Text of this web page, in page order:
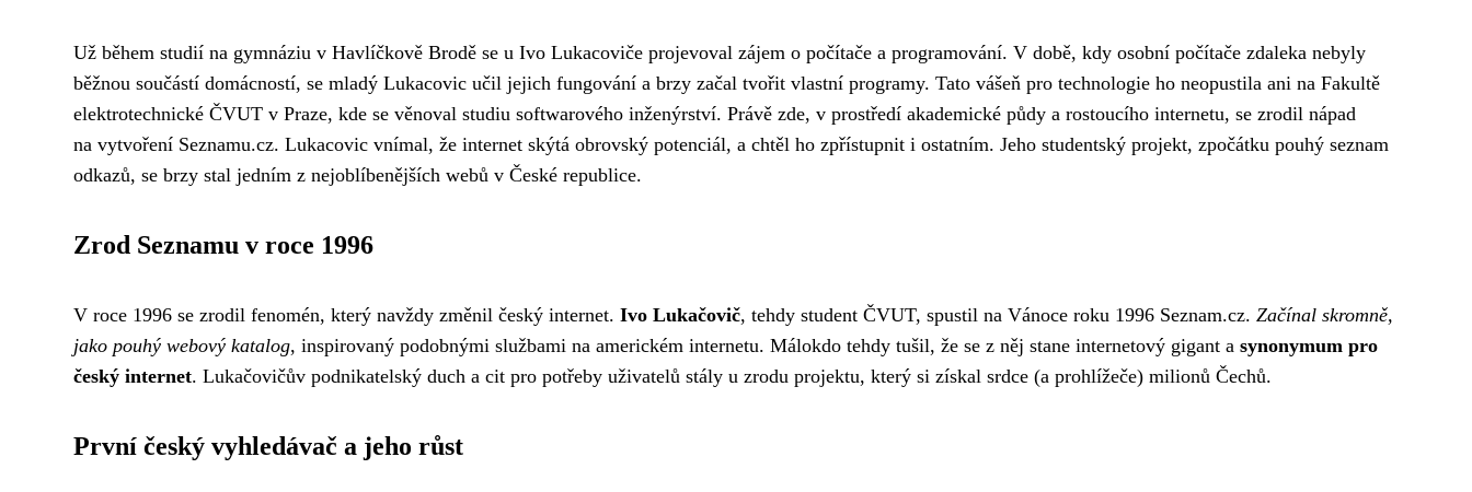
Už během studií na gymnáziu v Havlíčkově Brodě se u Ivo Lukacoviče projevoval zájem o počítače a programování. V době, kdy osobní počítače zdaleka nebyly
běžnou součástí domácností, se mladý Lukacovic učil jejich fungování a brzy začal tvořit vlastní programy. Tato vášeň pro technologie ho neopustila ani na Fakultě
elektrotechnické ČVUT v Praze, kde se věnoval studiu softwarového inženýrství. Právě zde, v prostředí akademické půdy a rostoucího internetu, se zrodil nápad
na vytvoření Seznamu.cz. Lukacovic vnímal, že internet skýtá obrovský potenciál, a chtěl ho zpřístupnit i ostatním. Jeho studentský projekt, zpočátku pouhý seznam
odkazů, se brzy stal jedním z nejoblíbenějších webů v České republice.
Zrod Seznamu v roce 1996
V roce 1996 se zrodil fenomén, který navždy změnil český internet. Ivo Lukačovič, tehdy student ČVUT, spustil na Vánoce roku 1996 Seznam.cz. Začínal skromně,
jako pouhý webový katalog, inspirovaný podobnými službami na americkém internetu. Málokdo tehdy tušil, že se z něj stane internetový gigant a synonymum pro
český internet. Lukačovičův podnikatelský duch a cit pro potřeby uživatelů stály u zrodu projektu, který si získal srdce (a prohlížeče) milionů Čechů.
První český vyhledávač a jeho růst